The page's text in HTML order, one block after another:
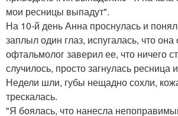
мои ресницы выпадут".
На 10-й день Анна проснулась и
заплыл один глаз, испугалась, что
офтальмолог заверил ее, что ничего
случилось, просто загнулась ресница
Недели шли, губы нещадно сохли,
трескалась.
"Я боялась, что нанесла